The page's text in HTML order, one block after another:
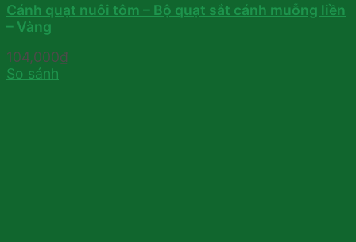
Cánh quạt nuôi tôm – Bộ quạt sắt cánh muỗng liền
– Vàng
104,000₫
So sánh